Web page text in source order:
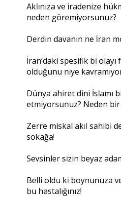
Aklınıza ve iradenize
neden göremiyorsunuz?
Derdin davanın ne İran
İran’daki spesifik bi
olduğunu niye
Dünya ahiret dini İslamı
etmiyorsunuz? Neden
Zerre miskal akıl sahibi
sokağa!
Sevsinler sizin beyaz
Belli oldu ki boynunuza
bu hastalığınız!